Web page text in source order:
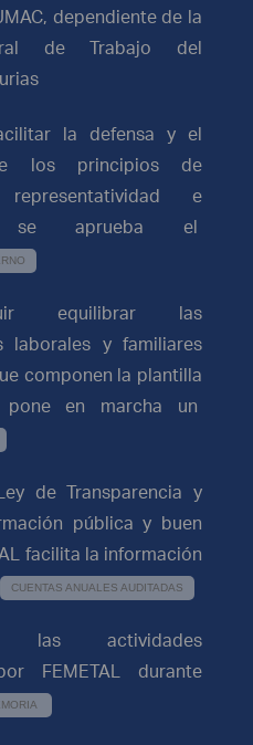
, dependiente de la
de Trabajo del
la defensa y el
los principios de
e
se aprueba el
equilibrar las
laborales y familiares
componen la plantilla
en marcha un
de Transparencia y
pública y buen
facilita la información
CUENTAS ANUALES AUDITADAS
las actividades
FEMETAL durante